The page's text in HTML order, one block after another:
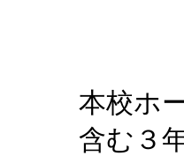
本校ホ
含む３